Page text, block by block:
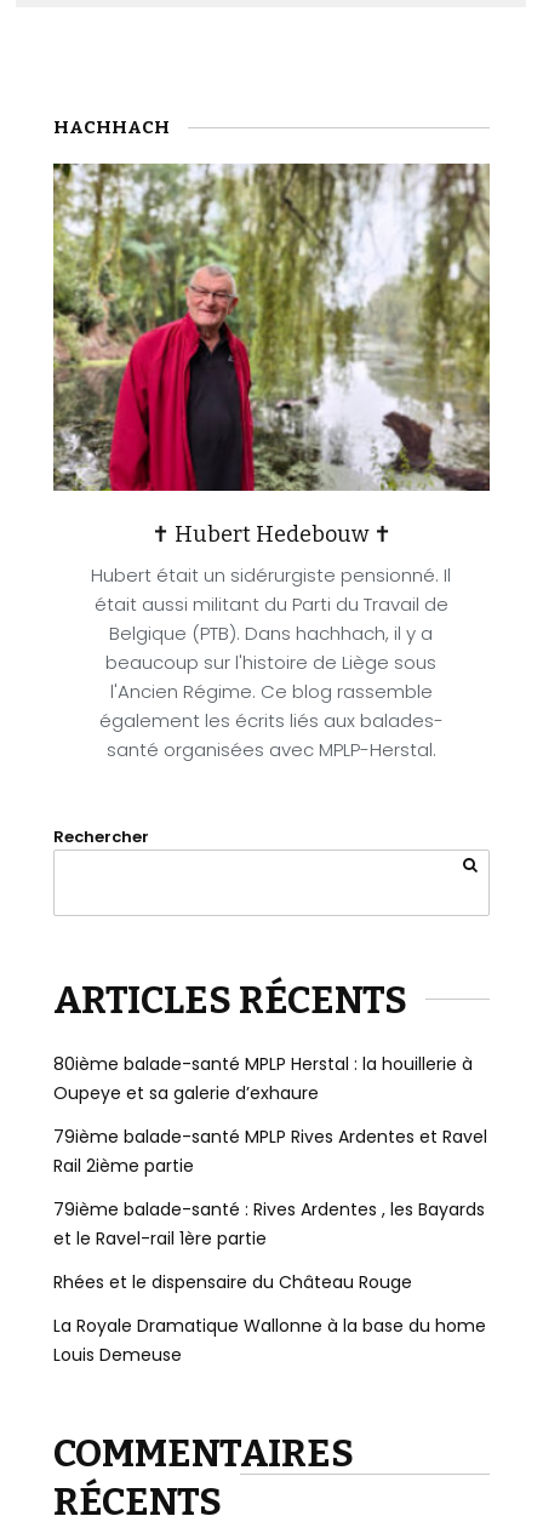
HACHHACH
✝ Hubert Hedebouw ✝
Hubert était un sidérurgiste pensionné. Il
était aussi militant du Parti du Travail de
Belgique (PTB). Dans hachhach, il y a
beaucoup sur l'histoire de Liège sous
l'Ancien Régime. Ce blog rassemble
également les écrits liés aux balades-
santé organisées avec MPLP-Herstal.
Rechercher
ARTICLES RÉCENTS
80ième balade-santé MPLP Herstal : la houillerie à
Oupeye et sa galerie d’exhaure
79ième balade-santé MPLP Rives Ardentes et Ravel
Rail 2ième partie
79ième balade-santé : Rives Ardentes , les Bayards
et le Ravel-rail 1ère partie
Rhées et le dispensaire du Château Rouge
La Royale Dramatique Wallonne à la base du home
Louis Demeuse
COMMENTAIRES
RÉCENTS